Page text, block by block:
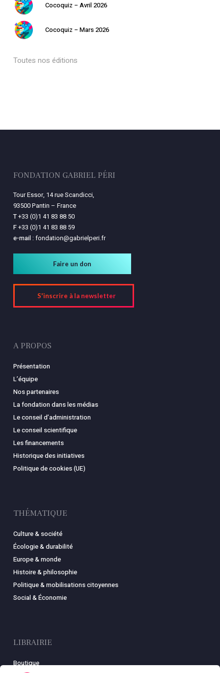
Cocoquiz – Avril 2026
Cocoquiz – Mars 2026
Toutes nos éditions
FONDATION GABRIEL PÉRI
Tour Essor, 14 rue Scandicci,
93500 Pantin – France
T+33 (0)1 41 83 88 50
F+33 (0)1 41 83 88 59
e-mail : fondation@gabrielperi.fr
Faire un don
S'inscrire à la newsletter
A PROPOS
Présentation
L’équipe
Nos partenaires
La fondation dans les médias
Le conseil d’administration
Le conseil scientifique
Les financements
Historique des initiatives
Politique de cookies (UE)
THÉMATIQUE
Culture & société
Écologie & durabilité
Europe & monde
Histoire & philosophie
Politique & mobilisations citoyennes
Social & Économie
LIBRAIRIE
Boutique